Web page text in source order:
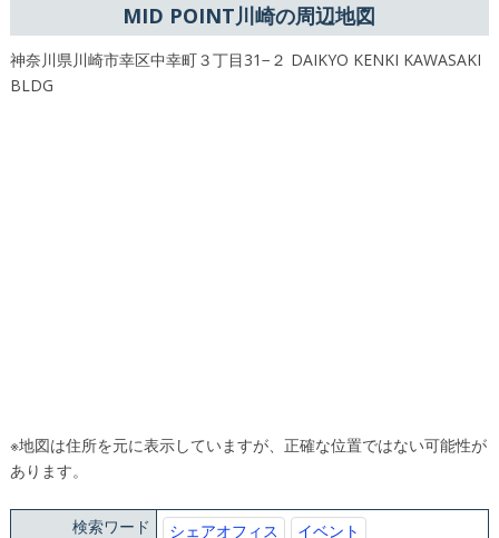
MID POINT川崎の周辺地図
神奈川県川崎市幸区中幸町３丁目31−２ DAIKYO KENKI KAWASAKI
BLDG
※地図は住所を元に表示していますが、正確な位置ではない可能性が
あります。
検索ワード シェアオフィス イベント